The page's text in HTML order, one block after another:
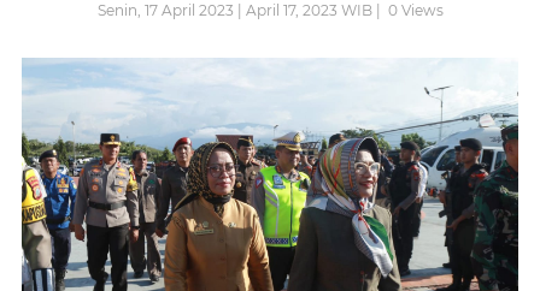
Senin, 17 April 2023 | April 17, 2023 WIB | 0Views